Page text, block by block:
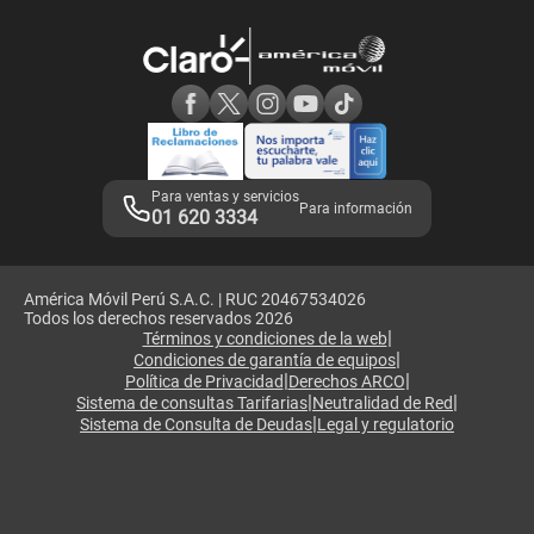
Consulta de IMEI
Consulta de reclamos
Adquirientes iPhone 6, 6S y SE
Mensaje de Seguridad
Términos y Condiciones de Tienda Claro
Libro de Reclamaciones
Legales de marketplace
Para ventas y servicios
01 620 3334 Para información
América Móvil Perú S.A.C. | RUC 20467534026
Todos los derechos reservados 2026
Términos y condiciones de la web|
Condiciones de garantía de equipos|
Política de Privacidad|Derechos ARCO|
Sistema de consultas Tarifarias|Neutralidad de Red|
Sistema de Consulta de Deudas|Legal y regulatorio